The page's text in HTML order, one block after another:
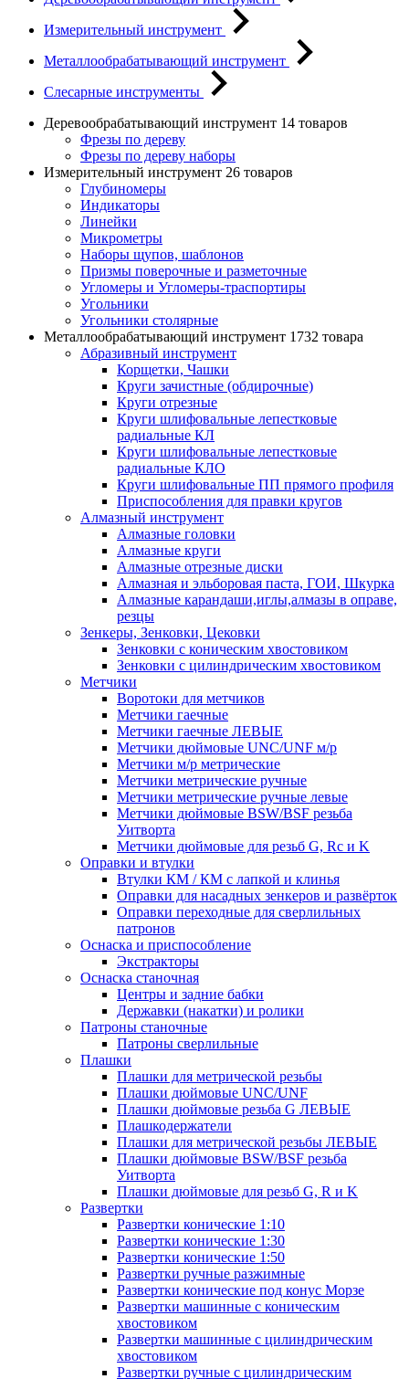
Измерительный инструмент
Металлообрабатывающий инструмент
Слесарные инструменты
Деревообрабатывающий инструмент 14 товаров
Фрезы по дереву
Фрезы по дереву наборы
Измерительный инструмент 26 товаров
Глубиномеры
Индикаторы
Линейки
Микрометры
Наборы щупов, шаблонов
Призмы поверочные и разметочные
Угломеры и Угломеры-траспортиры
Угольники
Угольники столярные
Металлообрабатывающий инструмент 1732 товара
Абразивный инструмент
Корщетки, Чашки
Круги зачистные (обдирочные)
Круги отрезные
Круги шлифовальные лепестковые
радиальные КЛ
Круги шлифовальные лепестковые
радиальные КЛО
Круги шлифовальные ПП прямого профиля
Приспособления для правки кругов
Алмазный инструмент
Алмазные головки
Алмазные круги
Алмазные отрезные диски
Алмазная и эльборовая паста, ГОИ, Шкурка
Алмазные карандаши,иглы,алмазы в оправе,
резцы
Зенкеры, Зенковки, Цековки
Зенковки с коническим хвостовиком
Зенковки с цилиндрическим хвостовиком
Метчики
Воротоки для метчиков
Метчики гаечные
Метчики гаечные ЛЕВЫЕ
Метчики дюймовые UNC/UNF м/р
Метчики м/р метрические
Метчики метрические ручные
Метчики метрические ручные левые
Метчики дюймовые BSW/BSF резьба
Уитворта
Метчики дюймовые для резьб G, Rc и K
Оправки и втулки
Втулки КМ / КМ с лапкой и клинья
Оправки для насадных зенкеров и развёрток
Оправки переходные для сверлильных
патронов
Оснаска и приспособление
Экстракторы
Оснаска станочная
Центры и задние бабки
Державки (накатки) и ролики
Патроны станочные
Патроны сверлильные
Плашки
Плашки для метрической резьбы
Плашки дюймовые UNC/UNF
Плашки дюймовые резьба G ЛЕВЫЕ
Плашкодержатели
Плашки для метрической резьбы ЛЕВЫЕ
Плашки дюймовые BSW/BSF резьба
Уитворта
Плашки дюймовые для резьб G, R и K
Развертки
Развертки конические 1:10
Развертки конические 1:30
Развертки конические 1:50
Развертки ручные разжимные
Развертки конические под конус Морзе
Развертки машинные с коническим
хвостовиком
Развертки машинные с цилиндрическим
хвостовиком
Развертки ручные с цилиндрическим